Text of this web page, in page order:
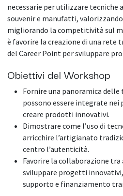
necessarie per utilizzare tecniche
souvenir e manufatti,
migliorando la competitività sul
è favorire la creazione di una rete
del Career Point per sviluppare
Obiettivi del Workshop
Fornire una panoramica delle
possono essere integrate
creare prodotti innovativi.
Dimostrare come l’uso di
arricchire l’artigianato
centro l’autenticità.
Favorire la collaborazione
sviluppare progetti
supporto e finanziamento